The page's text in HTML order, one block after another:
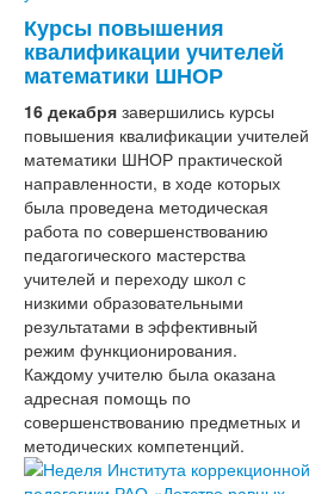
Курсы повышения
квалификации учителей
математики ШНОР
16 декабря завершились курсы
повышения квалификации учителей
математики ШНОР практической
направленности, в ходе которых
была проведена методическая
работа по совершенствованию
педагогического мастерства
учителей и переходу школ с
низкими образовательными
результатами в эффективный
режим функционирования.
Каждому учителю была оказана
адресная помощь по
совершенствованию предметных и
методических компетенций.